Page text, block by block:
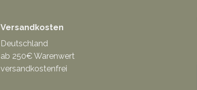
Versandkosten
Deutschland
ab 250€ Warenwert
versandkostenfrei